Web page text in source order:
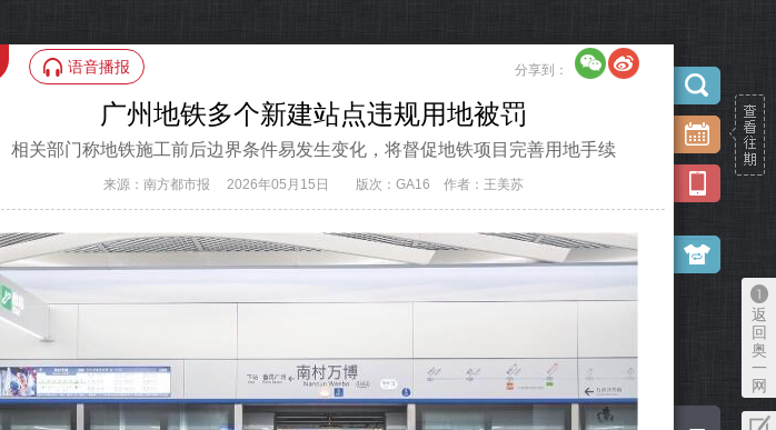
广州地铁多个新建站点违规用地被罚
相关部门称地铁施工前后边界条件易发生变化，将督促地铁项目完善用地手续
来源：南方都市报 2026年05月15日 版次：GA16 作者：王美苏
分享到：
返
回
奥
一
网
语音播报